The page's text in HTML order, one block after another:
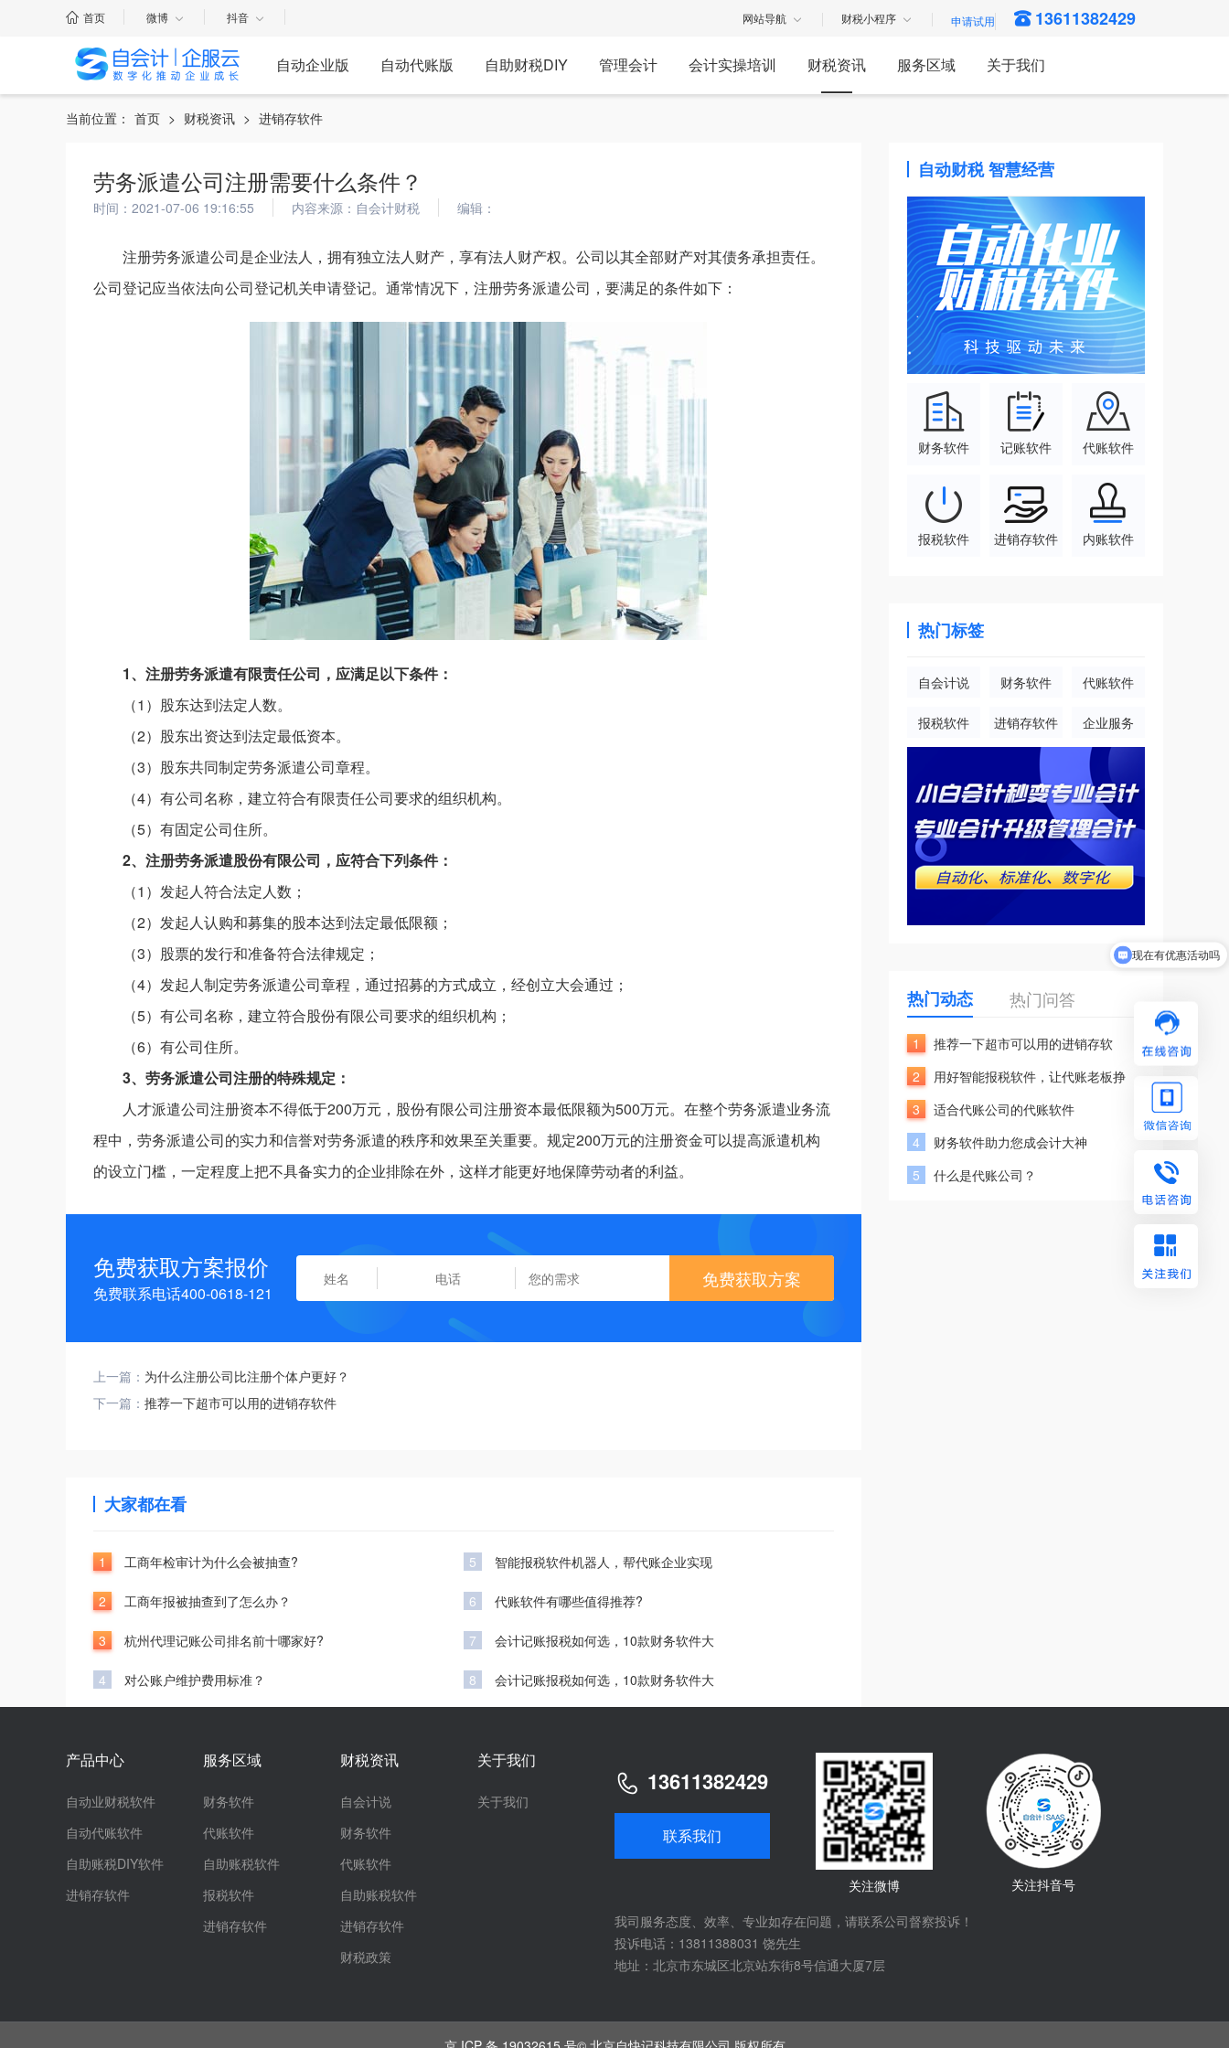
首页 微博 抖音 网站导航 财税小程序 13611382429
自动企业版 自动代账版 自助财税DIY 管理会计 会计实操培训 财税资讯 服务区域 关于我们
当前位置： 首页 > 财税资讯 > 进销存软件
劳务派遣公司注册需要什么条件？
时间：2021-07-06 19:16:55 内容来源：自会计财税 编辑：
注册劳务派遣公司是企业法人，拥有独立法人财产，享有法人财产权。公司以其全部财产对其债务承担责任。
公司登记应当依法向公司登记机关申请登记。通常情况下，注册劳务派遣公司，要满足的条件如下：
1、注册劳务派遣有限责任公司，应满足以下条件：
（1）股东达到法定人数。
（2）股东出资达到法定最低资本。
（3）股东共同制定劳务派遣公司章程。
（4）有公司名称，建立符合有限责任公司要求的组织机构。
（5）有固定公司住所。
2、注册劳务派遣股份有限公司，应符合下列条件：
（1）发起人符合法定人数；
（2）发起人认购和募集的股本达到法定最低限额；
（3）股票的发行和准备符合法律规定；
（4）发起人制定劳务派遣公司章程，通过招募的方式成立，经创立大会通过；
（5）有公司名称，建立符合股份有限公司要求的组织机构；
（6）有公司住所。
3、劳务派遣公司注册的特殊规定：
人才派遣公司注册资本不得低于200万元，股份有限公司注册资本最低限额为500万元。在整个劳务派遣业务流
程中，劳务派遣公司的实力和信誉对劳务派遣的秩序和效果至关重要。规定200万元的注册资金可以提高派遣机构
的设立门槛，一定程度上把不具备实力的企业排除在外，这样才能更好地保障劳动者的利益。
免费获取方案报价
免费联系电话400-0618-121
免费获取方案
上一篇： 为什么注册公司比注册个体户更好？
下一篇： 推荐一下超市可以用的进销存软件
大家都在看
1 工商年检审计为什么会被抽查?
2 工商年报被抽查到了怎么办？
3 杭州代理记账公司排名前十哪家好?
4 对公账户维护费用标准？
5 智能报税软件机器人，帮代账企业实现
6 代账软件有哪些值得推荐?
7 会计记账报税如何选，10款财务软件大
8 会计记账报税如何选，10款财务软件大
自动财税 智慧经营
财务软件 记账软件 代账软件
报税软件 进销存软件 内账软件
热门标签
自会计说 财务软件 代账软件
报税软件 进销存软件 企业服务
热门动态 热门问答
1
推荐一下超市可以用的进销存软
2
用好智能报税软件，让代账老板挣
3
适合代账公司的代账软件
4
财务软件助力您成会计大神
5
什么是代账公司？
产品中心
自动业财税软件
自动代账软件
自助账税DIY软件
进销存软件
服务区域
财务软件
代账软件
自助账税软件
报税软件
进销存软件
财税资讯
自会计说
财务软件
代账软件
自助账税软件
进销存软件
财税政策
关于我们
关于我们
13611382429
联系我们
关注微博
关注抖音号
我司服务态度、效率、专业如存在问题，请联系公司督察投诉！
投诉电话：13811388031 饶先生
地址：北京市东城区北京站东街8号信通大厦7层
现在有优惠活动吗